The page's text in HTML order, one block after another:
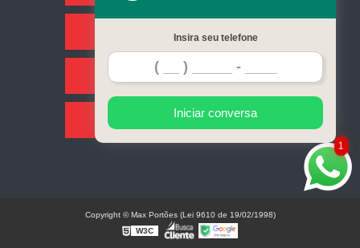
Serviços
Contato
Mapa do site
1
Insira seu telefone
Iniciar conversa
Copyright © Max Portões (Lei 9610 de 19/02/1998)
W3C